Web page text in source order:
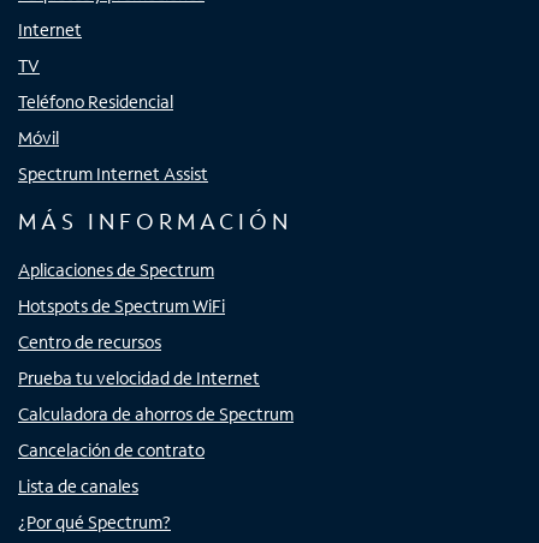
Internet
TV
Teléfono Residencial
Móvil
Spectrum Internet Assist
MÁS INFORMACIÓN
Aplicaciones de Spectrum
Hotspots de Spectrum WiFi
Centro de recursos
Prueba tu velocidad de Internet
Calculadora de ahorros de Spectrum
Cancelación de contrato
Lista de canales
¿Por qué Spectrum?